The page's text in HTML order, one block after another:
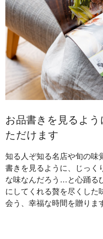
お品書きを見るよ
ただけます
知る人ぞ知る名店や旬の味
書きを見るように、じっく
な味なんだろう…と心踊る
にしてくれる贅を尽くした
会う、幸福な時間を贈りま